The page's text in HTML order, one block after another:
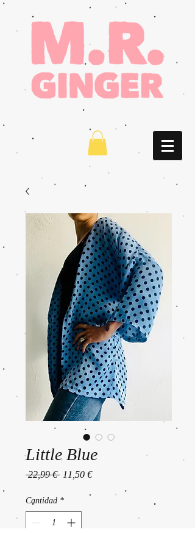
Little Blue
22,99 € Precio
11,50 €Precio
Cantidad *